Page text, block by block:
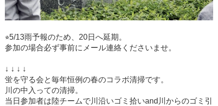
⭐︎5/13雨予報のため、20日へ延期。
参加の場合必ず事前にメール連絡くださいませ。
↓ ↓ ↓ ↓
蛍を守る会と毎年恒例の春のコラボ清掃です。
川の中入っての清掃。
当日参加者は陸チームで川沿いゴミ拾いand川からのゴミ引